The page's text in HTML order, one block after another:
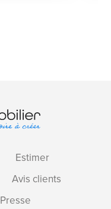
Estimer
Avis clients
Presse